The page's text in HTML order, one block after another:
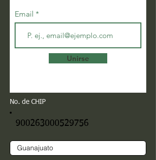
Email
Unirse
No. de CHIP
900263000529756